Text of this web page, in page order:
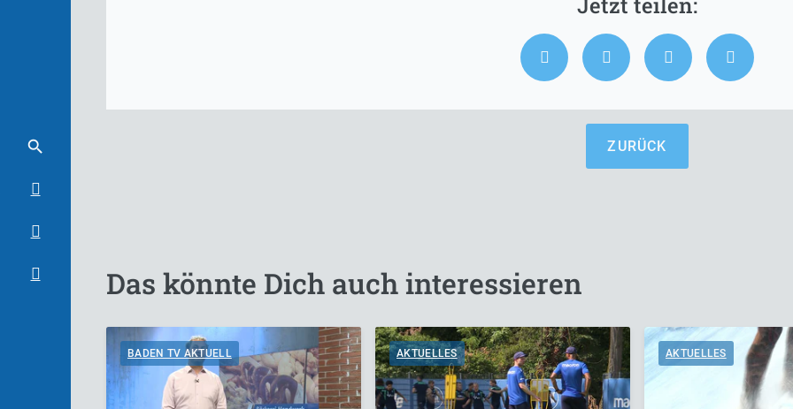
ZURÜCK
Das könnte Dich auch interessieren
BADEN TV AKTUELL AKTUELLES AKTUELLES